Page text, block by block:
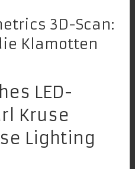
3D-Scan:
Klamotten
LED-
Kruse
Lighting